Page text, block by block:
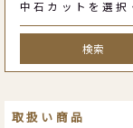
中石カットを選択
検索
取扱い商品